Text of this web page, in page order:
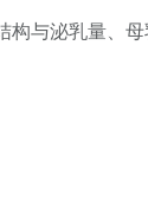
与泌乳量、